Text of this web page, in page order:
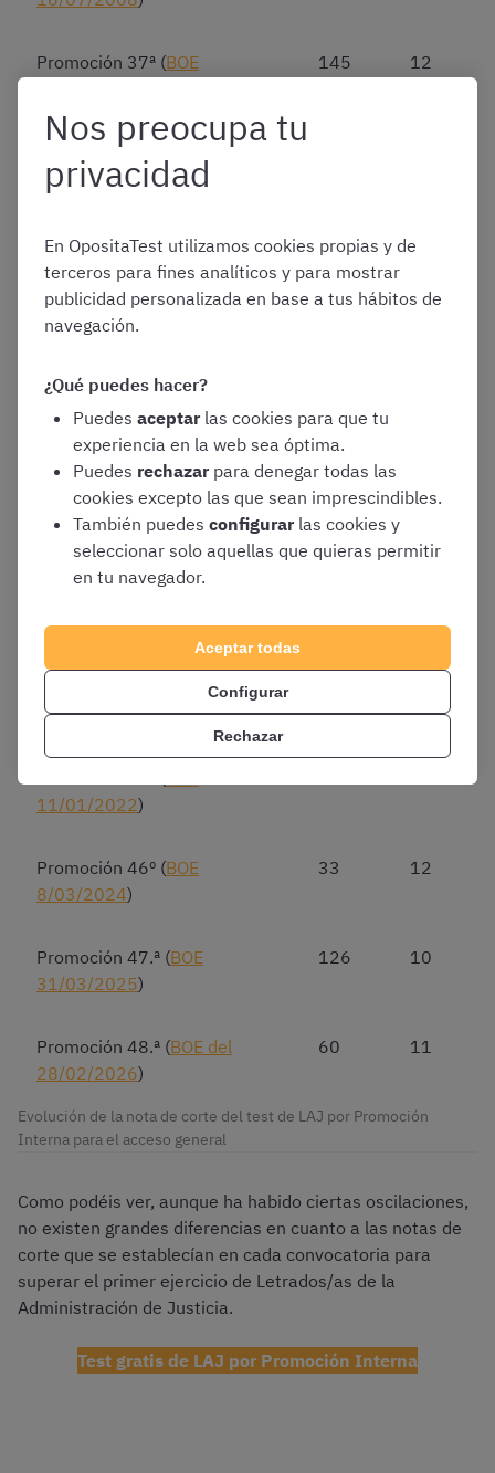
Promoción 37ª (BOE
145 12
Promoción 38ª (
31/12/2010)
Promoción 39ª ( BOE
22/11/2011)
74 11,5
Promoción 40ª (
Promoción 41ª (BOE
11/09/2014)
80
Promoción 42ª (BOE
7/01/2016)
80 11,81
4/05/2017)
8/04/2019)
11/01/2022)
Promoción 46º (BOE
8/03/2024)
33 12
Promoción 47.ª (BOE
31/03/2025)
126 10
Promoción 48.ª (BOE del
28/02/2026)
60 11
Evolución de la nota de corte del test de LAJ por Promoción
Interna para el acceso general
Como podéis ver, aunque ha habido ciertas oscilaciones,
no existen grandes diferencias en cuanto a las notas de
corte que se establecían en cada convocatoria para
superar el primer ejercicio de Letrados/as de la
Administración de Justicia.
Test gratis de LAJ por Promoción Interna
Nos preocupa tu
privacidad
En OpositaTest utilizamos cookies propias y de
terceros para fines analíticos y para mostrar
publicidad personalizada en base a tus hábitos de
navegación.
¿Qué puedes hacer?
Puedes aceptar las cookies para que tu
experiencia en la web sea óptima.
Puedes rechazar para denegar todas las
cookies excepto las que sean imprescindibles.
También puedes configurar las cookies y
seleccionar solo aquellas que quieras permitir
en tu navegador.
Aceptar todas
Configurar
Rechazar